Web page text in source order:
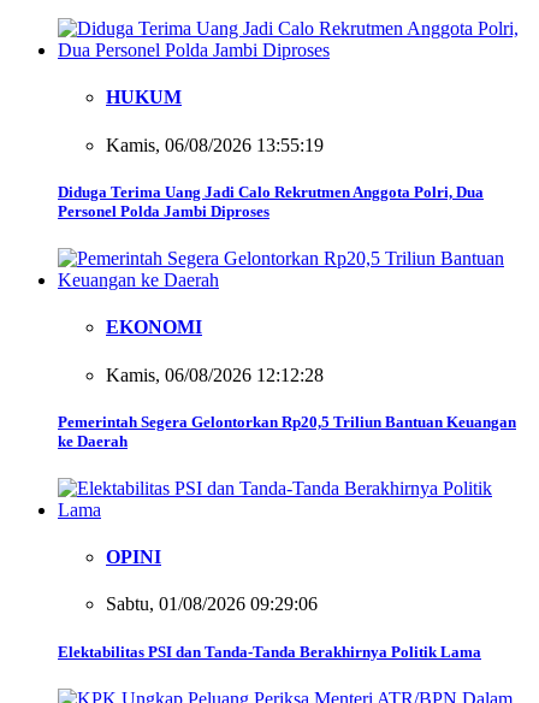
HUKUM
Kamis, 06/08/2026 13:55:19
Diduga Terima Uang Jadi Calo Rekrutmen Anggota Polri, Dua
Personel Polda Jambi Diproses
EKONOMI
Kamis, 06/08/2026 12:12:28
Pemerintah Segera Gelontorkan Rp20,5 Triliun Bantuan Keuangan
ke Daerah
OPINI
Sabtu, 01/08/2026 09:29:06
Elektabilitas PSI dan Tanda-Tanda Berakhirnya Politik Lama